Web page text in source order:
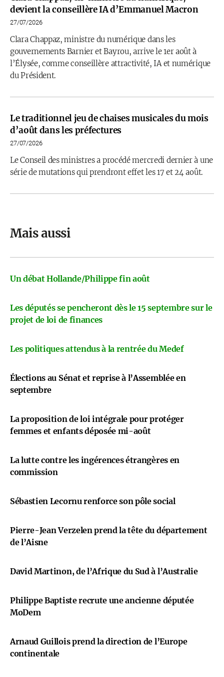
devient la conseillère IA d’Emmanuel Macron
27/07/2026
Clara Chappaz, ministre du numérique dans les
gouvernements Barnier et Bayrou, arrive le 1er août à
l’Élysée, comme conseillère attractivité, IA et numérique
du Président.
Le traditionnel jeu de chaises musicales du mois
d’août dans les préfectures
27/07/2026
Le Conseil des ministres a procédé mercredi dernier à une
série de mutations qui prendront effet les 17 et 24 août.
Mais aussi
Un débat Hollande/Philippe fin août
Les députés se pencheront dès le 15 septembre sur le
projet de loi de finances
Les politiques attendus à la rentrée du Medef
Élections au Sénat et reprise à l’Assemblée en
septembre
La proposition de loi intégrale pour protéger
femmes et enfants déposée mi-août
La lutte contre les ingérences étrangères en
commission
Sébastien Lecornu renforce son pôle social
Pierre-Jean Verzelen prend la tête du département
de l’Aisne
David Martinon, de l’Afrique du Sud à l’Australie
Philippe Baptiste recrute une ancienne députée
MoDem
Arnaud Guillois prend la direction de l’Europe
continentale